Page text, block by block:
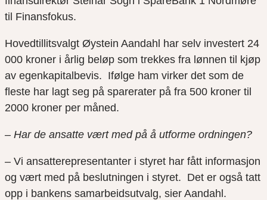
til Finansfokus.
Hovedtillitsvalgt Øystein Aandahl har selv investert 24
000 kroner i årlig beløp som trekkes fra lønnen til kjøp
av egenkapitalbevis. Ifølge ham virker det som de
fleste har lagt seg på sparerater på fra 500 kroner til
2000 kroner per måned.
– Har de ansatte vært med på å utforme ordningen?
– Vi ansatterepresentanter i styret har fått informasjon
og vært med på beslutningen i styret. Det er også tatt
opp i bankens samarbeidsutvalg, sier Aandahl.